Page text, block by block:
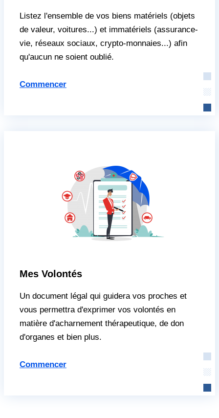
Listez l'ensemble de vos biens matériels (objets
de valeur, voitures...) et immatériels (assurance-
vie, réseaux sociaux, crypto-monnaies...) afin
qu'aucun ne soient oublié.
Commencer
Mes Volontés
Un document légal qui guidera vos proches et
vous permettra d'exprimer vos volontés en
matière d'acharnement thérapeutique, de don
d'organes et bien plus.
Commencer